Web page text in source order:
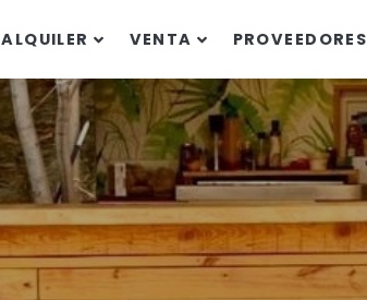
ALQUILER VENTA PROVEEDORES